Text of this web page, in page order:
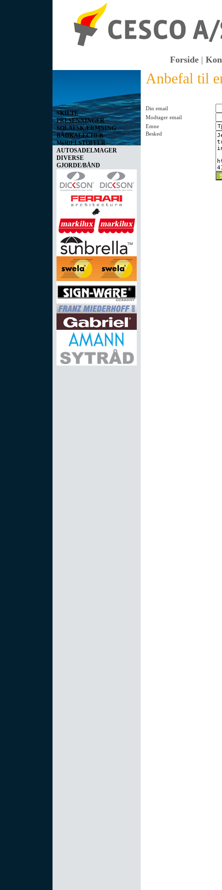
Forside |
SKILTE
PRESENNINGER
SOLAFSKÆRMNING
BÅDKALECHER
MØBELSTOFFER
AUTOSADELMAGER
DIVERSE
GJORDE/BÅND
Anbefal til
Din email
Modtager email
Emne
Besked